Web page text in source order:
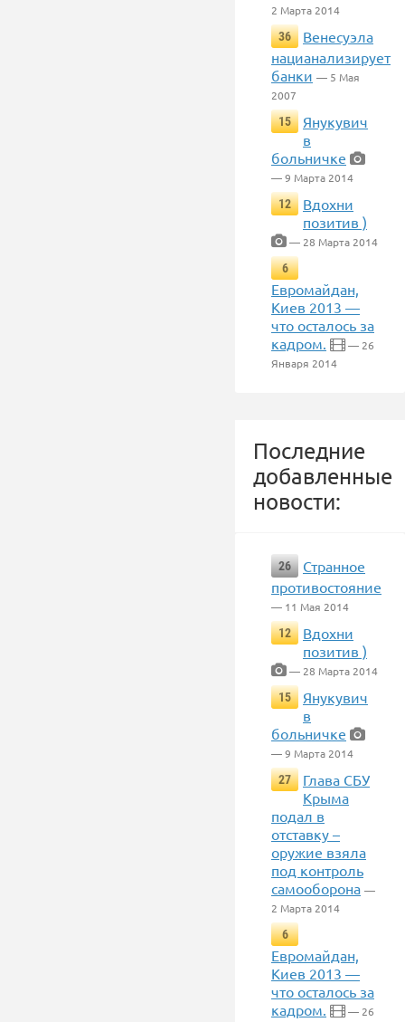
2 Марта 2014
36
Венесуэла
нацианализирует
банки — 5 Мая
2007
15
Янукувич
в
больничке
— 9 Марта 2014
12
Вдохни
позитив )
— 28 Марта 2014
6
Евромайдан,
Киев 2013 —
что осталось за
кадром.
— 26
Января 2014
Последние
добавленные
новости:
26
Странное
противостояние
— 11 Мая 2014
12
Вдохни
позитив )
— 28 Марта 2014
15
Янукувич
в
больничке
— 9 Марта 2014
27
Глава СБУ
Крыма
подал в
отставку –
оружие взяла
под контроль
самооборона —
2 Марта 2014
6
Евромайдан,
Киев 2013 —
что осталось за
кадром.
— 26